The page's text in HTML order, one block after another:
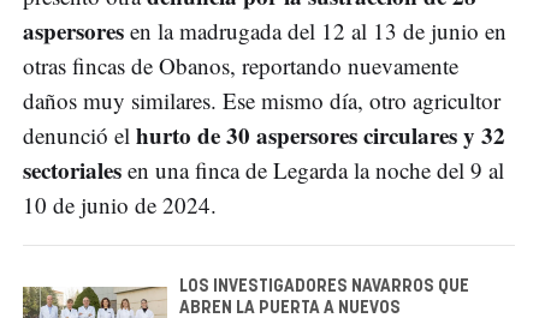
aspersores en la madrugada del 12 al 13 de junio en
otras fincas de Obanos, reportando nuevamente
daños muy similares. Ese mismo día, otro agricultor
denunció el hurto de 30 aspersores circulares y 32
sectoriales en una finca de Legarda la noche del 9 al
10 de junio de 2024.
LOS INVESTIGADORES NAVARROS QUE
ABREN LA PUERTA A NUEVOS